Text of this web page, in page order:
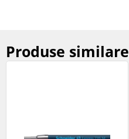
Produse similare